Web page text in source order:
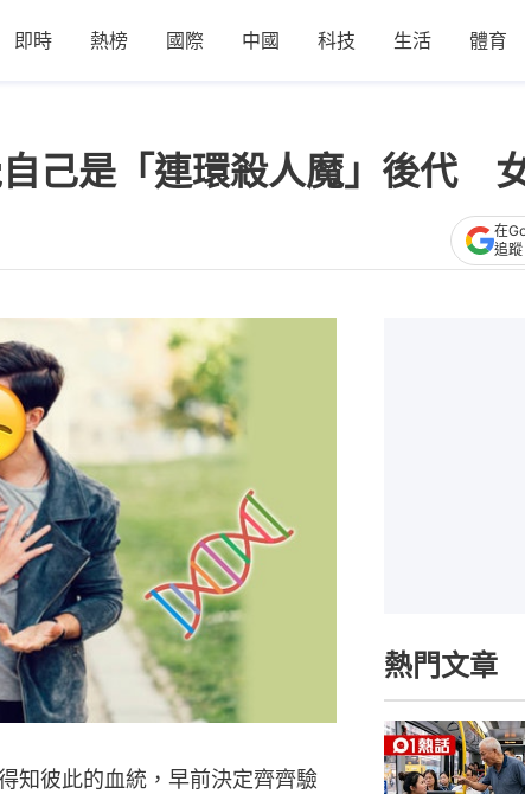
即時 熱榜 國際 中國 科技 生活 體育
己是「連環殺人魔」後代
在
追蹤
知彼此的血統，早前決定齊齊驗
熱門文章